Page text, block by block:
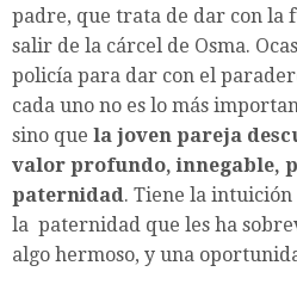
padre, que trata de dar con la
salir de la cárcel de Osma.
policía para dar con el
cada uno no es lo más
sino que la joven pareja
valor profundo, innegable,
paternidad. Tiene la
la paternidad que les ha
algo hermoso, y una